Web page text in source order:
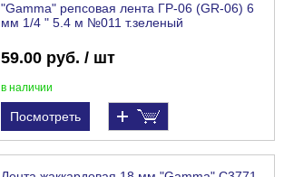
"Gamma" репсовая лента ГР-06 (GR-06) 6
мм 1/4 " 5.4 м №011 т.зеленый
59.00 руб. / шт
в наличии
Посмотреть